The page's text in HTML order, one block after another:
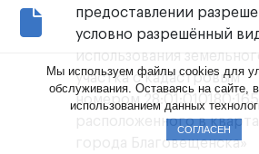
предоставлении
условно разрешённый
использования
участка с кадастровым
номером
расположенного в
города Благовещенска»
Мы используем файлы cookies для
обслуживания. Оставаясь на сайте,
использованием данных
СОГЛАСЕН